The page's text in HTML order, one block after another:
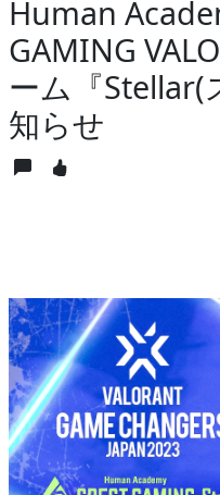
Human
GAMING
ーム『Stellar(
知らせ